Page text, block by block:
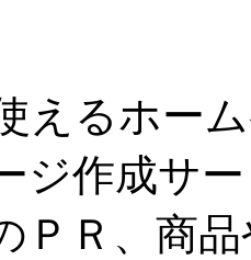
えるホー
ジ作成サ
ＰＲ、商